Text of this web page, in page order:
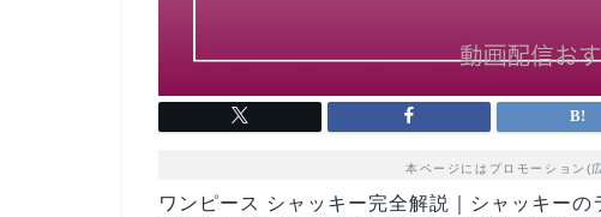
本ページにはプロモーション(
ワンピース シャッキー完全解説｜シャッキー